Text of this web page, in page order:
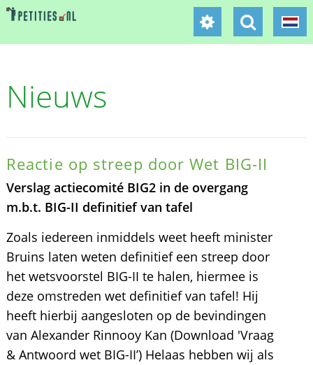
Nieuws
Reactie op streep door Wet BIG-II
Verslag actiecomité BIG2 in de overgang
m.b.t. BIG-II definitief van tafel
Zoals iedereen inmiddels weet heeft minister
Bruins laten weten definitief een streep door
het wetsvoorstel BIG-II te halen, hiermee is
deze omstreden wet definitief van tafel! Hij
heeft hierbij aangesloten op de bevindingen
van Alexander Rinnooy Kan (Download 'Vraag
& Antwoord wet BIG-II’) Helaas hebben wij als